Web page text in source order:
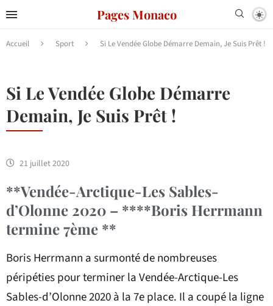
Pages Monaco
Accueil Sport Si Le Vendée Globe Démarre Demain, Je Suis Prêt !
Si Le Vendée Globe Démarre
Demain, Je Suis Prêt !
21 juillet 2020
**Vendée-Arctique-Les Sables-
d’Olonne 2020 – ****Boris Herrmann
termine 7ème **
Boris Herrmann a surmonté de nombreuses
péripéties pour terminer la Vendée-Arctique-Les
Sables-d’Olonne 2020 à la 7e place. Il a coupé la ligne